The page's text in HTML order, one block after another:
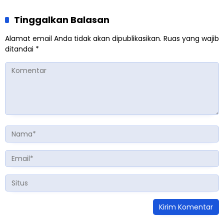
Tinggalkan Balasan
Alamat email Anda tidak akan dipublikasikan. Ruas yang wajib
ditandai *